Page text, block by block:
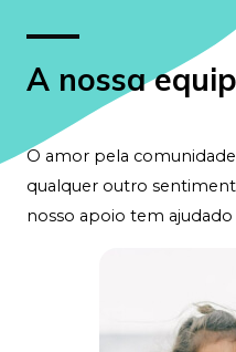
A nossa
O amor pela
qualquer outro
nosso apoio tem ajudado